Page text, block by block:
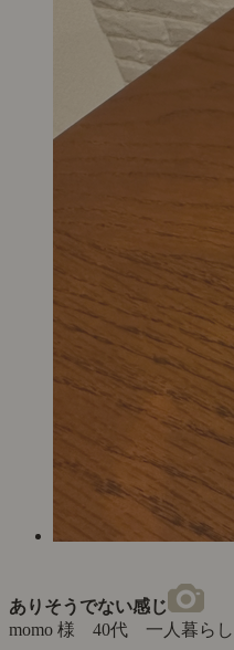
ありそうでない感じ
momo 様 40代 一人暮らし